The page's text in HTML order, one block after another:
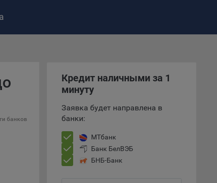
–
банков
Кредит наличными за 1
минуту
Заявка будет направлена в
банки:
МТбанк
Банк БелВЭБ
БНБ-Банк